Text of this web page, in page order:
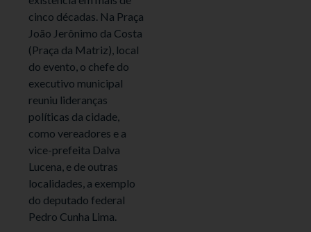
cinco décadas. Na Praça
João Jerônimo da Costa
(Praça da Matriz), local
do evento, o chefe do
executivo municipal
reuniu lideranças
políticas da cidade,
como vereadores e a
vice-prefeita Dalva
Lucena, e de outras
localidades, a exemplo
do deputado federal
Pedro Cunha Lima.